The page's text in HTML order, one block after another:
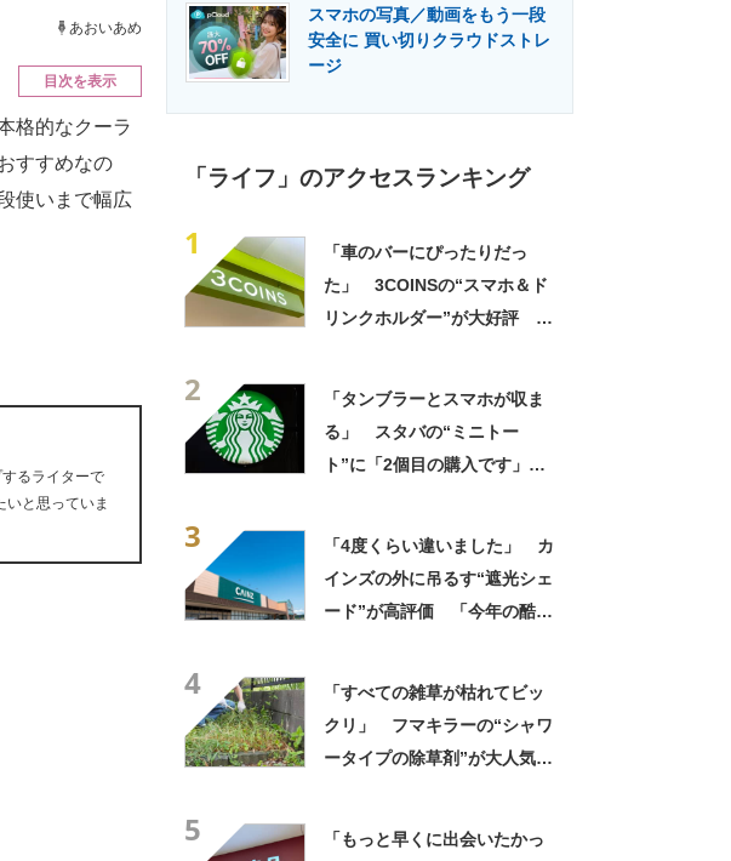
あおいあめ
目次を表示
格的なクーラ
すすめなの
使いまで幅広
るライターで
と思っていま
スマホの写真／動画をもう一段
安全に 買い切りクラウドストレ
ージ
「ライフ」のアクセスランキング
1
「車のバーにぴったりだっ
た」 3COINSの“スマホ＆ド
リンクホルダー”が大好評
2
「タンブラーとスマホが収ま
る」 スタバの“ミニトー
ト”に「2個目の購入です」
3
「4度くらい違いました」 カ
インズの外に吊るす“遮光シェ
ード”が高評価 「今年の酷暑
4
「すべての雑草が枯れてビッ
クリ」 フマキラーの“シャワ
ータイプの除草剤”が大人気
5
「もっと早くに出会いたかっ